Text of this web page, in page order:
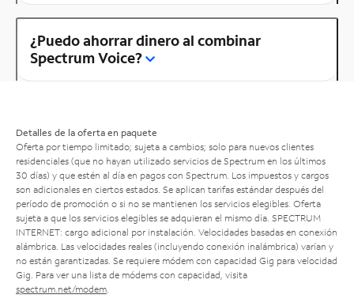
¿Puedo ahorrar dinero al combinar
Spectrum Voice?
Detalles de la oferta en paquete
Oferta por tiempo limitado; sujeta a cambios; solo para nuevos clientes
residenciales (que no hayan utilizado servicios de Spectrum en los últimos
30 días) y que estén al día en pagos con Spectrum. Los impuestos y cargos
son adicionales en ciertos estados. Se aplican tarifas estándar después del
período de promoción o si no se mantienen los servicios elegibles. Oferta
sujeta a que los servicios elegibles se adquieran el mismo día. SPECTRUM
INTERNET: cargo adicional por instalación. Velocidades basadas en conexión
alámbrica. Las velocidades reales (incluyendo conexión inalámbrica) varían y
no están garantizadas. Se requiere módem con capacidad Gig para velocidad
Gig. Para ver una lista de módems con capacidad, visita
spectrum.net/modem